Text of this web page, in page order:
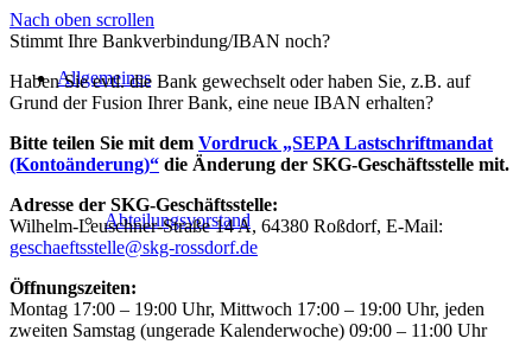
Allgemeines
Abteilungsvorstand
Nach oben scrollen
Stimmt Ihre Bankverbindung/IBAN noch?
Haben Sie evtl. die Bank gewechselt oder haben Sie, z.B. auf
Grund der Fusion Ihrer Bank, eine neue IBAN erhalten?
Bitte teilen Sie mit dem Vordruck „SEPA Lastschriftmandat
(Kontoänderung)“ die Änderung der SKG-Geschäftsstelle mit.
Adresse der SKG-Geschäftsstelle:
Wilhelm-Leuschner-Straße 14 A, 64380 Roßdorf, E-Mail:
geschaeftsstelle@skg-rossdorf.de
Öffnungszeiten:
Montag 17:00 – 19:00 Uhr, Mittwoch 17:00 – 19:00 Uhr, jeden
zweiten Samstag (ungerade Kalenderwoche) 09:00 – 11:00 Uhr